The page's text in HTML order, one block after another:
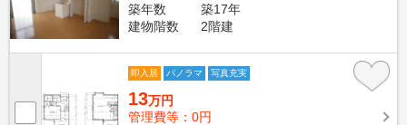
築年数
築17年
建物階数
2階建
即入居 パノラマ 写真充実
13万円
管理費等：0円